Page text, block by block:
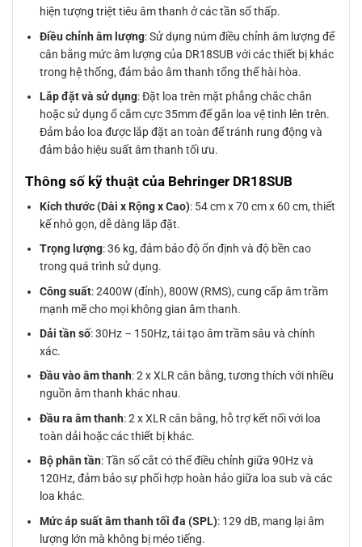
hiện tượng triệt tiêu âm thanh ở các tần số thấp.
Điều chỉnh âm lượng: Sử dụng núm điều chỉnh âm lượng để
cân bằng mức âm lượng của DR18SUB với các thiết bị khác
trong hệ thống, đảm bảo âm thanh tổng thể hài hòa.
Lắp đặt và sử dụng: Đặt loa trên mặt phẳng chắc chắn
hoặc sử dụng ổ cắm cực 35mm để gắn loa vệ tinh lên trên.
Đảm bảo loa được lắp đặt an toàn để tránh rung động và
đảm bảo hiệu suất âm thanh tối ưu.
Thông số kỹ thuật của Behringer DR18SUB
Kích thước (Dài x Rộng x Cao): 54 cm x 70 cm x 60 cm, thiết
kế nhỏ gọn, dễ dàng lắp đặt.
Trọng lượng: 36 kg, đảm bảo độ ổn định và độ bền cao
trong quá trình sử dụng.
Công suất: 2400W (đỉnh), 800W (RMS), cung cấp âm trầm
mạnh mẽ cho mọi không gian âm thanh.
Dải tần số: 30Hz – 150Hz, tái tạo âm trầm sâu và chính
xác.
Đầu vào âm thanh: 2 x XLR cân bằng, tương thích với nhiều
nguồn âm thanh khác nhau.
Đầu ra âm thanh: 2 x XLR cân bằng, hỗ trợ kết nối với loa
toàn dải hoặc các thiết bị khác.
Bộ phân tần: Tần số cắt có thể điều chỉnh giữa 90Hz và
120Hz, đảm bảo sự phối hợp hoàn hảo giữa loa sub và các
loa khác.
Mức áp suất âm thanh tối đa (SPL): 129 dB, mang lại âm
lượng lớn mà không bị méo tiếng.